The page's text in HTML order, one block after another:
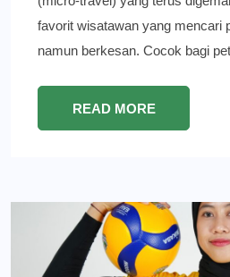
favorit wisatawan yang mencari
namun berkesan. Cocok bagi
READ MORE